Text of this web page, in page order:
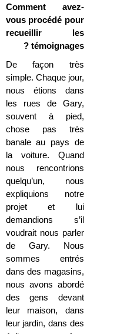
Comment avez-
vous procédé pour
recueillir les
témoignages ?
De façon très
simple. Chaque jour,
nous étions dans
les rues de Gary,
souvent à pied,
chose pas très
banale au pays de
la voiture. Quand
nous rencontrions
quelqu’un, nous
expliquions notre
projet et lui
demandions s’il
voudrait nous parler
de Gary. Nous
sommes entrés
dans des magasins,
nous avons abordé
des gens devant
leur maison, dans
leur jardin, dans des